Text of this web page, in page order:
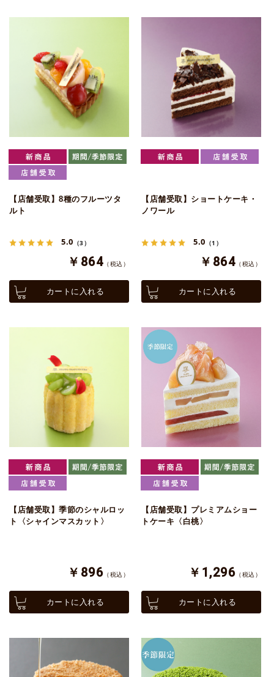
【店舗受取】8種のフルーツタ
ルト
5.0 （3）
￥864 （税込）
カートに入れる
【店舗受取】ショートケーキ・
ノワール
5.0 （1）
￥864 （税込）
カートに入れる
【店舗受取】季節のシャルロッ
ト〈シャインマスカット〉
￥896 （税込）
カートに入れる
【店舗受取】プレミアムショー
トケーキ〈白桃〉
￥1,296 （税込）
カートに入れる